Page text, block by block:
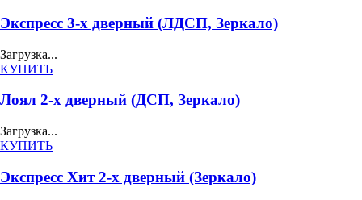
Экспресс 3-х дверный (ЛДСП, Зеркало)
Загрузка...
КУПИТЬ
Лоял 2-х дверный (ДСП, Зеркало)
Загрузка...
КУПИТЬ
Экспресс Хит 2-х дверный (Зеркало)